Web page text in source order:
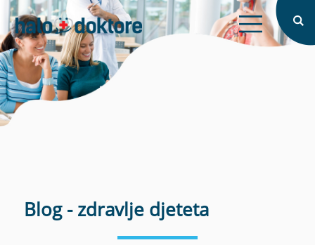
X
Naslovna
Tražite doktora?
Prijava
Nemate račun? Registrirajte se
Blog - zdravlje djeteta